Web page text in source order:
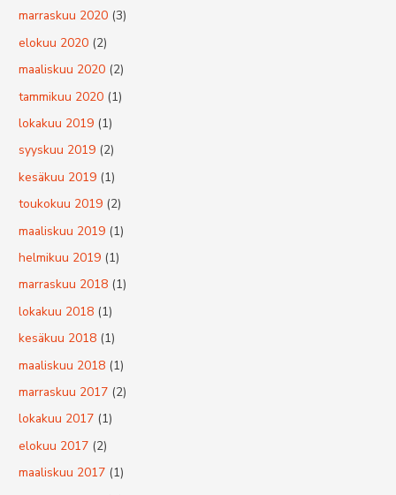
marraskuu 2020 (3)
elokuu 2020 (2)
maaliskuu 2020 (2)
tammikuu 2020 (1)
lokakuu 2019 (1)
syyskuu 2019 (2)
kesäkuu 2019 (1)
toukokuu 2019 (2)
maaliskuu 2019 (1)
helmikuu 2019 (1)
marraskuu 2018 (1)
lokakuu 2018 (1)
kesäkuu 2018 (1)
maaliskuu 2018 (1)
marraskuu 2017 (2)
lokakuu 2017 (1)
elokuu 2017 (2)
maaliskuu 2017 (1)